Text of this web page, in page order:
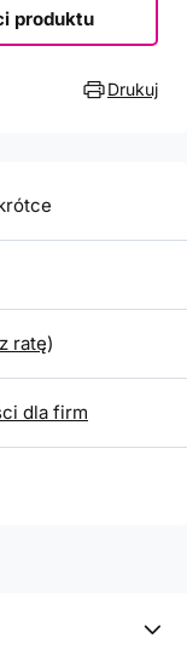
produktu
Drukuj
ratę)
dla firm